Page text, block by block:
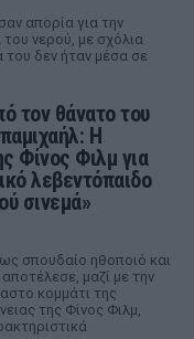
απορία για την
νερού, με σχόλια
δεν ήταν μέσα σε
τον θάνατο του
Η
Φίνος Φιλμ για
λεβεντόπαιδο
σινεμά»
σπουδαίο ηθοποιό και
μαζί με την
κομμάτι της
της Φίνος Φιλμ,